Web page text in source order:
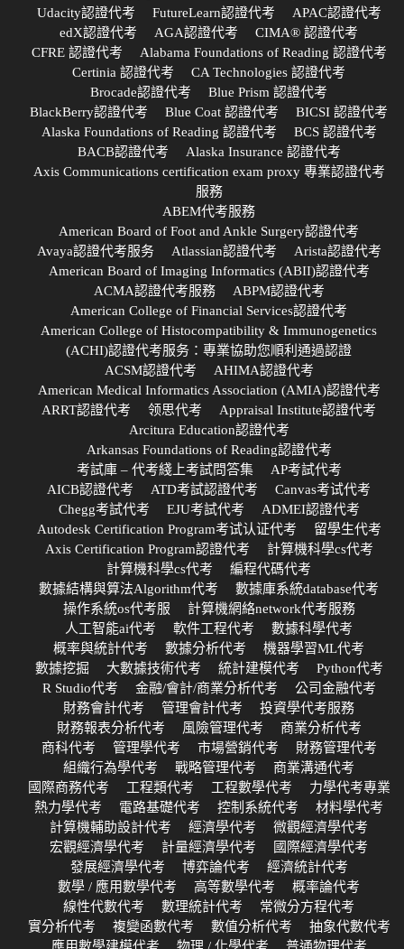
Udacity認證代考
FutureLearn認證代考
APAC認證代考
edX認證代考
AGA認證代考
CIMA® 認證代考
CFRE 認證代考
Alabama Foundations of Reading 認證代考
Certinia 認證代考
CA Technologies 認證代考
Brocade認證代考
Blue Prism 認證代考
BlackBerry認證代考
Blue Coat 認證代考
BICSI 認證代考
Alaska Foundations of Reading 認證代考
BCS 認證代考
BACB認證代考
Alaska Insurance 認證代考
Axis Communications certification exam proxy 專業認證代考
服務
ABEM代考服務
American Board of Foot and Ankle Surgery認證代考
Avaya認證代考服务
Atlassian認證代考
Arista認證代考
American Board of Imaging Informatics (ABII)認證代考
ACMA認證代考服務
ABPM認證代考
American College of Financial Services認證代考
American College of Histocompatibility & Immunogenetics
(ACHI)認證代考服务：專業協助您順利通過認證
ACSM認證代考
AHIMA認證代考
American Medical Informatics Association (AMIA)認證代考
ARRT認證代考
领思代考
Appraisal Institute認證代考
Arcitura Education認證代考
Arkansas Foundations of Reading認證代考
考試庫 – 代考綫上考試問答集
AP考試代考
AICB認證代考
ATD考試認證代考
Canvas考试代考
Chegg考試代考
EJU考試代考
ADMEI認證代考
Autodesk Certification Program考试认证代考
留學生代考
Axis Certification Program認證代考
計算機科學cs代考
計算機科學cs代考
編程代碼代考
數據結構與算法Algorithm代考
數據庫系統database代考
操作系統os代考服
計算機網絡network代考服務
人工智能ai代考
軟件工程代考
數據科學代考
概率與統計代考
數據分析代考
機器學習ML代考
數據挖掘
大數據技術代考 統計建模代考
Python代考
R Studio代考
金融/會計/商業分析代考
公司金融代考
財務會計代考
管理會計代考
投資學代考服務
財務報表分析代考
風險管理代考
商業分析代考
商科代考
管理學代考 市場營銷代考
財務管理代考
組織行為學代考
戰略管理代考
商業溝通代考
國際商務代考
工程類代考 工程數學代考
力學代考專業
熱力學代考
電路基礎代考 控制系統代考
材料學代考
計算機輔助設計代考
經濟學代考
微觀經濟學代考
宏觀經濟學代考
計量經濟學代考
國際經濟學代考
發展經濟學代考
博弈論代考
經濟統計代考
數學 / 應用數學代考
高等數學代考
概率論代考
線性代數代考
數理統計代考
常微分方程代考
實分析代考
複變函數代考 數值分析代考
抽象代數代考